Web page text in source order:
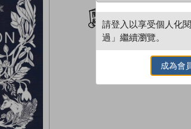
加入閱讀
請登入以享受個人化
過」繼續瀏覽。
成為會